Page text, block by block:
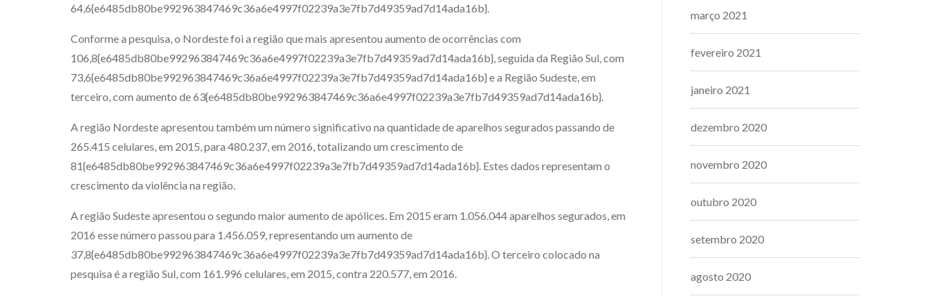
64,6{e6485db80be992963847469c36a6e4997f02239a3e7fb7d49359ad7d14ada16b}.
Conforme a pesquisa, o Nordeste foi a região que mais apresentou aumento de ocorrências com
106,8{e6485db80be992963847469c36a6e4997f02239a3e7fb7d49359ad7d14ada16b}, seguida da Região Sul, com
73,6{e6485db80be992963847469c36a6e4997f02239a3e7fb7d49359ad7d14ada16b} e a Região Sudeste, em
terceiro, com aumento de 63{e6485db80be992963847469c36a6e4997f02239a3e7fb7d49359ad7d14ada16b}.
A região Nordeste apresentou também um número significativo na quantidade de aparelhos segurados passando de
265.415 celulares, em 2015, para 480.237, em 2016, totalizando um crescimento de
81{e6485db80be992963847469c36a6e4997f02239a3e7fb7d49359ad7d14ada16b}. Estes dados representam o
crescimento da violência na região.
A região Sudeste apresentou o segundo maior aumento de apólices. Em 2015 eram 1.056.044 aparelhos segurados, em
2016 esse número passou para 1.456.059, representando um aumento de
37,8{e6485db80be992963847469c36a6e4997f02239a3e7fb7d49359ad7d14ada16b}. O terceiro colocado na
pesquisa é a região Sul, com 161.996 celulares, em 2015, contra 220.577, em 2016.
março 2021
fevereiro 2021
janeiro 2021
dezembro 2020
novembro 2020
outubro 2020
setembro 2020
agosto 2020